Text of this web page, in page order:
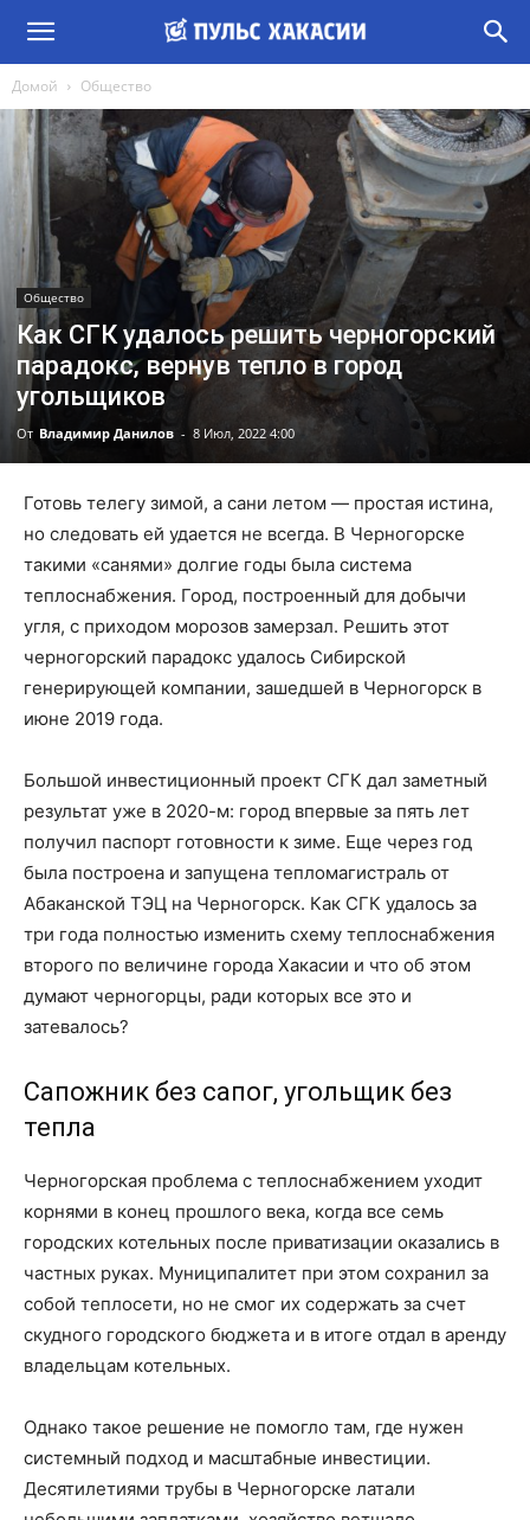
Домой Общество
Общество
Как СГК удалось решить черногорский
парадокс, вернув тепло в город
угольщиков
От Владимир Данилов - 8 Июл, 2022 4:00
Готовь телегу зимой, а сани летом — простая истина,
но следовать ей удается не всегда. В Черногорске
такими «санями» долгие годы была система
теплоснабжения. Город, построенный для добычи
угля, с приходом морозов замерзал. Решить этот
черногорский парадокс удалось Сибирской
генерирующей компании, зашедшей в Черногорск в
июне 2019 года.
Большой инвестиционный проект СГК дал заметный
результат уже в 2020-м: город впервые за пять лет
получил паспорт готовности к зиме. Еще через год
была построена и запущена тепломагистраль от
Абаканской ТЭЦ на Черногорск. Как СГК удалось за
три года полностью изменить схему теплоснабжения
второго по величине города Хакасии и что об этом
думают черногорцы, ради которых все это и
затевалось?
Сапожник без сапог, угольщик без
тепла
Черногорская проблема с теплоснабжением уходит
корнями в конец прошлого века, когда все семь
городских котельных после приватизации оказались в
частных руках. Муниципалитет при этом сохранил за
собой теплосети, но не смог их содержать за счет
скудного городского бюджета и в итоге отдал в аренду
владельцам котельных.
Однако такое решение не помогло там, где нужен
системный подход и масштабные инвестиции.
Десятилетиями трубы в Черногорске латали